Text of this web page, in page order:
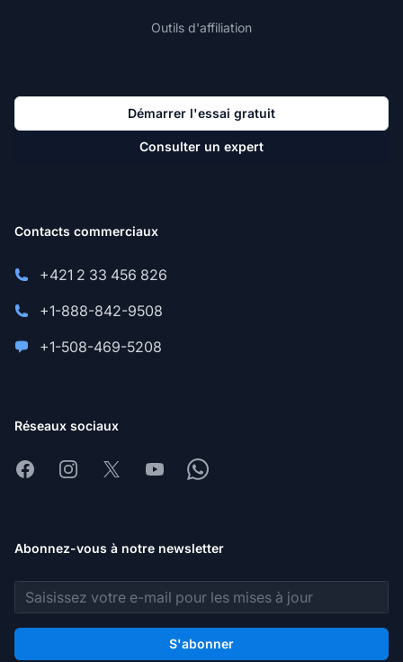
Outils d'affiliation
Démarrer l'essai gratuit
Consulter un expert
Contacts commerciaux
+421 2 33 456 826
+1-888-842-9508
+1-508-469-5208
Réseaux sociaux
FacebookInstagram
X YoutubeWhatsapp
Abonnez-vous à notre newsletter
Adresse e-mail
S'abonner